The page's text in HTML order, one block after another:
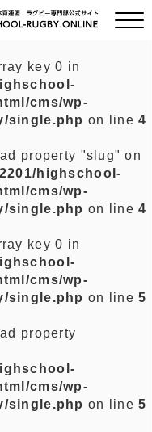
ー
key 0 in
cms/wp-
single.php on line4
property "slug" on
highschool-
cms/wp-
single.php on line4
key 0 in
cms/wp-
single.php on line5
property
cms/wp-
single.php on line5